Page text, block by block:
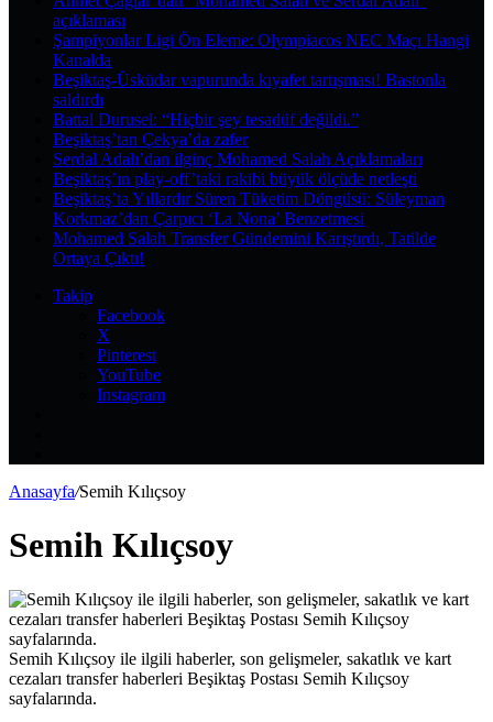
açıklaması
Şampiyonlar Ligi Ön Eleme: Olympiacos NEC Maçı Hangi
Kanalda
Beşiktaş-Üsküdar vapurunda kıyafet tartışması! Bastonla
saldırdı
Battal Durusel: “Hiçbir şey tesadüf değildi.”
Beşiktaş’tan Çekya’da zafer
Serdal Adalı’dan ilginç Mohamed Salah Açıklamaları
Beşiktaş’ın play-off’taki rakibi büyük ölçüde netleşti
Beşiktaş’ta Yıllardır Süren Tüketim Döngüsü: Süleyman
Korkmaz’dan Çarpıcı ‘La Nona’ Benzetmesi
Mohamed Salah Transfer Gündemini Karıştırdı, Tatilde
Ortaya Çıktı!
Takip
Facebook
X
Pinterest
YouTube
Instagram
Anasayfa/Semih Kılıçsoy
Semih Kılıçsoy
Semih Kılıçsoy ile ilgili haberler, son gelişmeler, sakatlık ve kart
cezaları transfer haberleri Beşiktaş Postası Semih Kılıçsoy
sayfalarında.